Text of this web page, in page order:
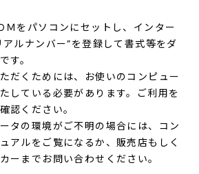
をパソコンにセットし、インター
ルナンバー”を登録して書式等をダ
す。
だくためには、お使いのコンピュー
している必要があります。ご利用を
認ください。
タの環境がご不明の場合には、コン
アルをご覧になるか、販売店もしく
ーまでお問い合わせください。